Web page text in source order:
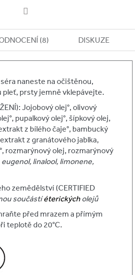
(8) DISKUZE
séra naneste na očištěnou,
pleť, prsty jemně vklepávejte.
Jojobový olej°, olivový
pupalkový olej°, šípkový olej,
z bílého čaje°, bambucký
z granátového jablka,
rozmarýnový olej, rozmarýnový
linalool, limonene,
zemědělství (CERTIFIED
součástíéterických olejů
před mrazem a přímým
teplotě do 20°C.